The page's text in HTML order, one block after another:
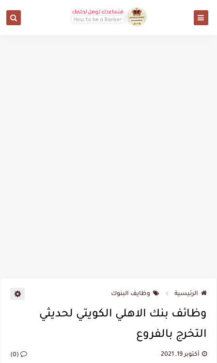
الرئيسية وظايف البنوك
وظائف بنك الاهلي الكويتي لحديثي
التخرج بالفروع
أكتوبر 19, 2021 (0)